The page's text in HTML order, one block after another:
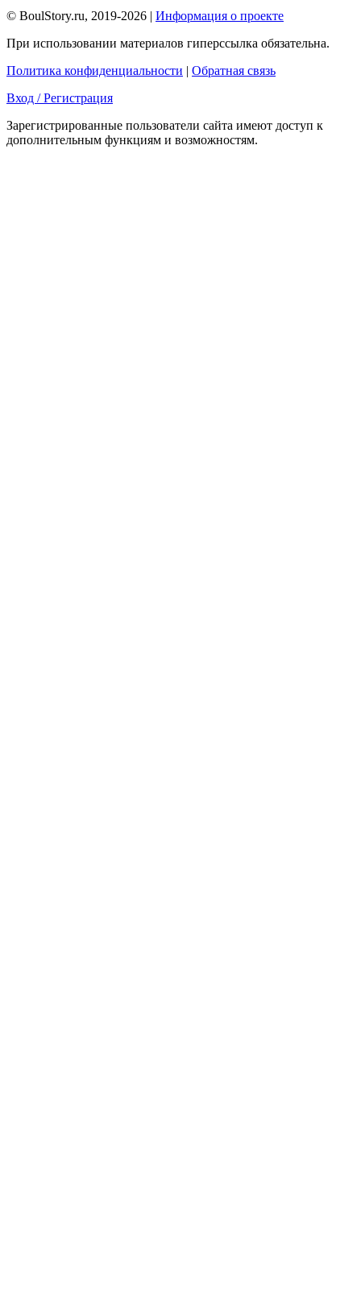
© BoulStory.ru, 2019-2026 | Информация о проекте
При использовании материалов гиперссылка обязательна.
Политика конфиденциальности
Обратная связь
Вход / Регистрация
Зарегистрированные пользователи сайта имеют доступ к
дополнительным функциям и возможностям.